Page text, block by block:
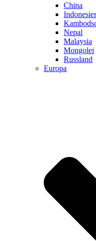
China
Nepal
Malaysia
Mongolei
Russland
Europa